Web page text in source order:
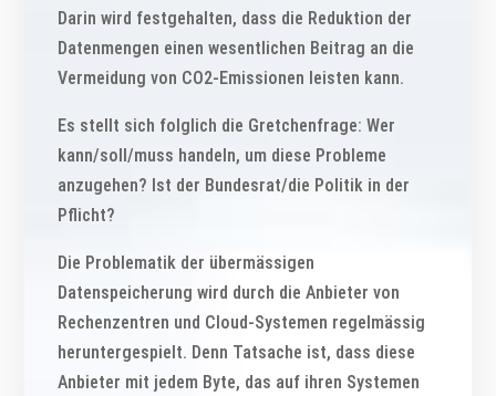
Darin wird festgehalten, dass die Reduktion der
Datenmengen einen wesentlichen Beitrag an die
Vermeidung von CO2-Emissionen leisten kann.
Es stellt sich folglich die Gretchenfrage: Wer
kann/soll/muss handeln, um diese Probleme
anzugehen? Ist der Bundesrat/die Politik in der
Pflicht?
Die Problematik der übermässigen
Datenspeicherung wird durch die Anbieter von
Rechenzentren und Cloud-Systemen regelmässig
heruntergespielt. Denn Tatsache ist, dass diese
Anbieter mit jedem Byte, das auf ihren Systemen